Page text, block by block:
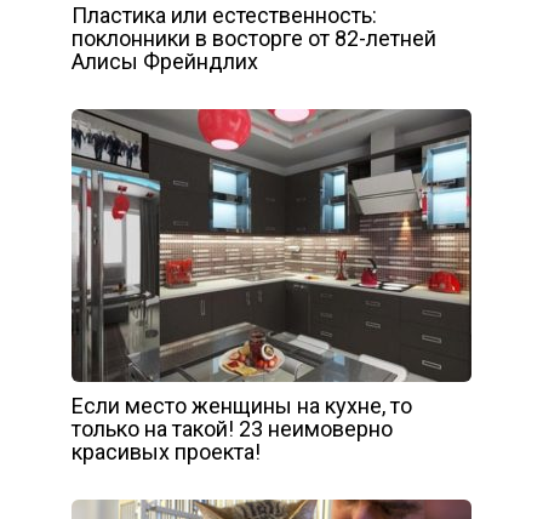
Пластика или естественность:
поклонники в восторге от 82-летней
Алисы Фрейндлих
Если место женщины на кухне, то
только на такой! 23 неимоверно
красивых проекта!